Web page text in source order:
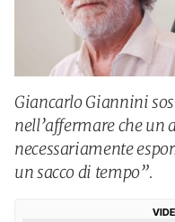
Giancarlo Giannini
nell’affermare che un
necessariamente
un sacco di tempo”.